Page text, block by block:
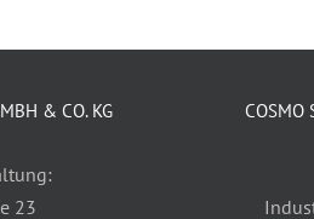
& CO. KG
23
COSMO